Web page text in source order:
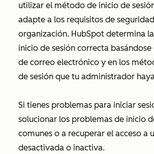
utilizar el método de inicio de
adapte a los requisitos de
organización. HubSpot determina
inicio de sesión correcta
de correo electrónico y en los
de sesión que tu administrador
Si tienes problemas para iniciar
solucionar los problemas de inicio
comunes o a recuperar el acceso a
desactivada o inactiva.